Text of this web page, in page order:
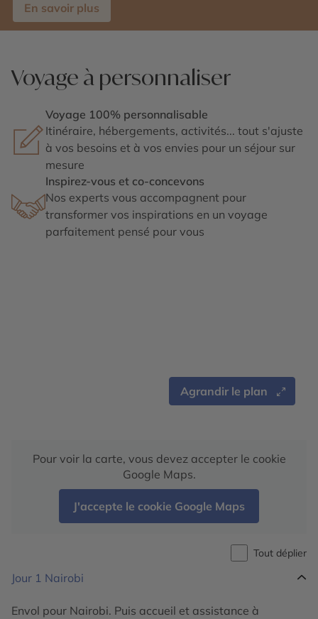
En savoir plus
Voyage à personnaliser
Voyage 100% personnalisable
Itinéraire, hébergements, activités... tout s'ajuste
à vos besoins et à vos envies pour un séjour sur
mesure
Inspirez-vous et co-concevons
Nos experts vous accompagnent pour
transformer vos inspirations en un voyage
parfaitement pensé pour vous
Agrandir le plan
Pour voir la carte, vous devez accepter le cookie
Google Maps.
J'accepte le cookie Google Maps
Tout déplier
Jour 1 Nairobi
Envol pour Nairobi. Puis accueil et assistance à